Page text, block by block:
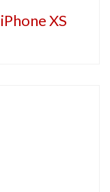
iPhone XS